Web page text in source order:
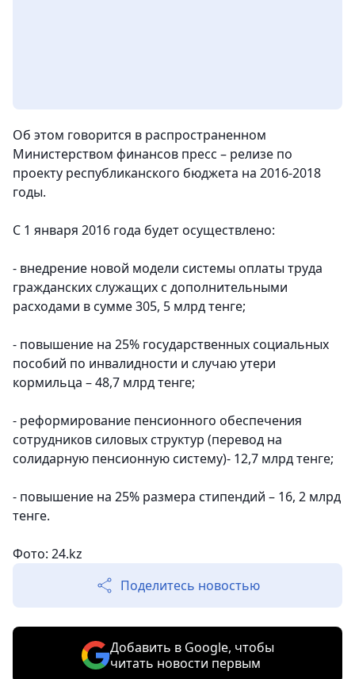
Об этом говорится в распространенном
Министерством финансов пресс – релизе по
проекту республиканского бюджета на 2016-2018
годы.
С 1 января 2016 года будет осуществлено:
- внедрение новой модели системы оплаты труда
гражданских служащих с дополнительными
расходами в сумме 305, 5 млрд тенге;
- повышение на 25% государственных социальных
пособий по инвалидности и случаю утери
кормильца – 48,7 млрд тенге;
- реформирование пенсионного обеспечения
сотрудников силовых структур (перевод на
солидарную пенсионную систему)- 12,7 млрд тенге;
- повышение на 25% размера стипендий – 16, 2 млрд
тенге.
Фото: 24.kz
Поделитесь новостью
Добавить в Google, чтобы
читать новости первым